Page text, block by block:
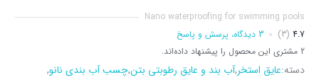
Nano waterproofing for swimming pools
4.7
(3)
3 دیدگاه، پرسش و پاسخ
2 مشتری این محصول را پیشنهاد داده‌اند.
دسته:عایق استخر,آب بند و عایق رطوبتی بتن,چسب آب بندی نانو,